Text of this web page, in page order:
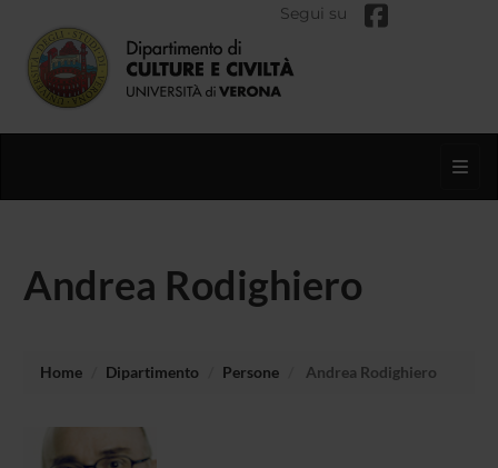
Segui su
Andrea Rodighiero
Home Dipartimento Persone Andrea Rodighiero